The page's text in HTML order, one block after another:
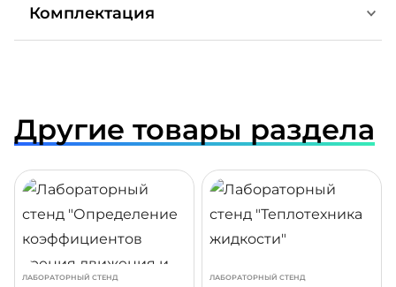
Комплектация
Другие товары раздела
ЛАБОРАТОРНЫЙ СТЕНД ЛАБОРАТОРНЫЙ СТЕНД
ПОДРОБНЕЕ